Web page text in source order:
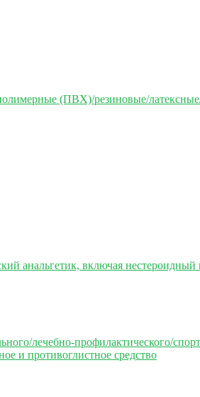
(ПВХ)/резиновые/
анальгетик, включая нестероидный
лечебно-профилактического/
и противоглистное средство